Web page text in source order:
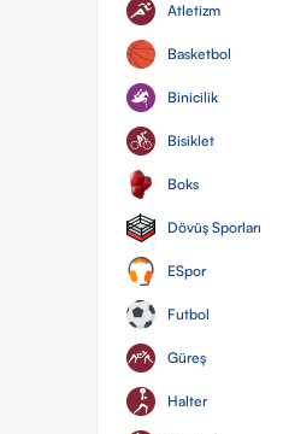
Atletizm
Basketbol
Binicilik
Bisiklet
Boks
Dövüş Sporları
ESpor
Futbol
Güreş
Halter